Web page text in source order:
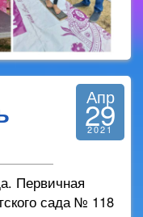
Апр
29
2021
Первичная
сада № 118